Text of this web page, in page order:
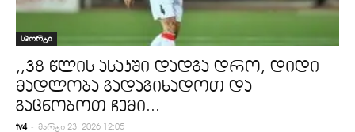
სპორტი
,,38 წლის ასაკში დადგა დრო, დიდი
მადლობა გადაგიხადოთ და
გაცნობოთ ჩემი...
tv4 - მარტი 23, 2026 12:05